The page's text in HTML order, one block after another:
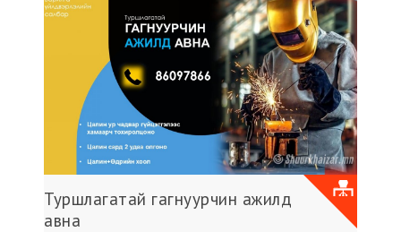
Туршлагатай гагнуурчин ажилд
авна